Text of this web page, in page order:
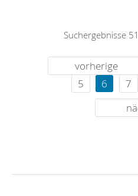
Suchergebnisse
vorherige
5
6 7